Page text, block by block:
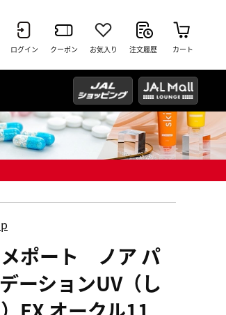
ログイン クーポン お気入り 注文履歴 カート
メポート ノア パ
ーションUV（し